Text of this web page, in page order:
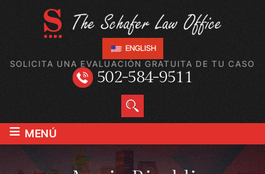
ENGLISH
SOLICITA UNA EVALUACIÓN GRATUITA DE TU CASO
502-584-9511
≡ MENÚ